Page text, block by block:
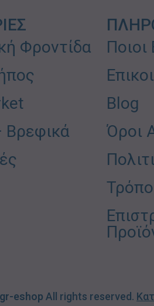
Φροντίδα
Βρεφικά
Ποιοι
Blog
Όροι
gr-eshop All rights reserved.